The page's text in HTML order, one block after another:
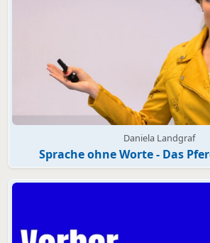
Daniela Landgraf
Sprache ohne Worte - Das